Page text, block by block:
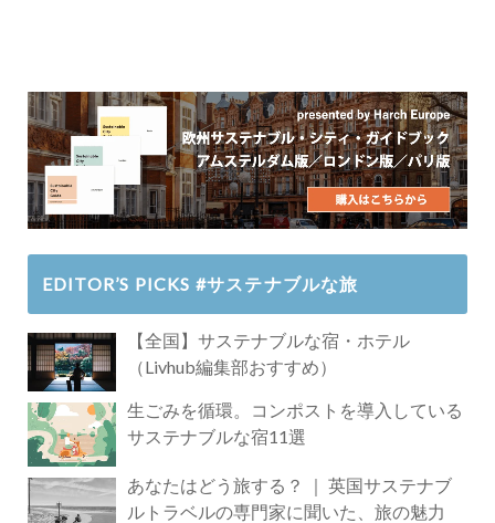
EDITOR’S PICKS #サステナブルな旅
【全国】サステナブルな宿・ホテル
（Livhub編集部おすすめ）
生ごみを循環。コンポストを導入している
サステナブルな宿11選
あなたはどう旅する？ ｜ 英国サステナブ
ルトラベルの専門家に聞いた、旅の魅力